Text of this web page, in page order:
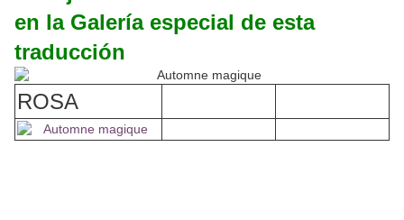
en la Galería especial de esta
traducción
ROSA